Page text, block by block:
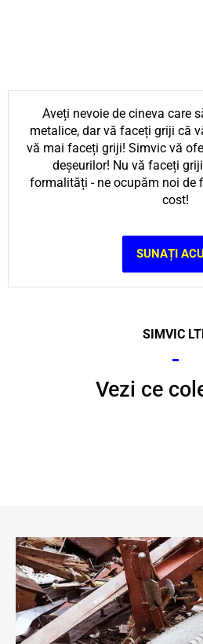
Aveți nevoie de cineva care
metalice, dar vă faceți griji că
vă mai faceți griji! Simvic vă
deșeurilor! Nu vă faceți
formalități - ne ocupăm noi de
cost!
SUNAȚI
SIMVIC
Vezi ce